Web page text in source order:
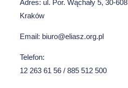
Adres: ul. Por. Wąchały 5, 30-608
Kraków
Email: biuro@eliasz.org.pl
Telefon:
12 263 61 56 / 885 512 500